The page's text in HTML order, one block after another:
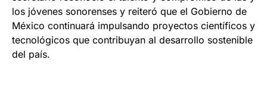
los jóvenes sonorenses y reiteró que el Gobierno de
México continuará impulsando proyectos científicos y
tecnológicos que contribuyan al desarrollo sostenible
del país.